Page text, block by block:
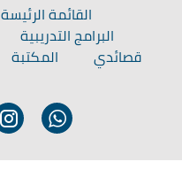
القائمة الرئيسة
البرامج التدريبية
قصائدي
المكتبة